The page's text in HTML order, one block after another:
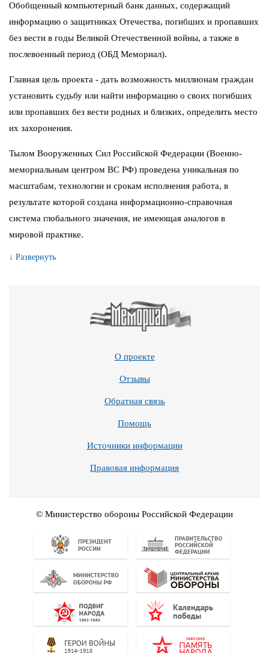
Обобщенный компьютерный банк данных, содержащий
информацию о защитниках Отечества, погибших и пропавших
без вести в годы Великой Отечественной войны, а также в
послевоенный период (ОБД Мемориал).
Главная цель проекта - дать возможность миллионам граждан
установить судьбу или найти информацию о своих погибших
или пропавших без вести родных и близких, определить место
их захоронения.
Тылом Вооруженных Сил Российской Федерации (Военно-
мемориальным центром ВС РФ) проведена уникальная по
масштабам, технологии и срокам исполнения работа, в
результате которой создана информационно-справочная
система глобального значения, не имеющая аналогов в
мировой практике.
↓ Развернуть
О проекте
Отзывы
Обратная связь
Помощь
Источники информации
Правовая информация
© Министерство обороны Российской Федерации